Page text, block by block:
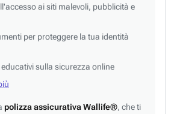
ai siti malevoli, pubblicità e
per proteggere la tua identità
sulla sicurezza online
polizza assicurativa Wallife®, che ti